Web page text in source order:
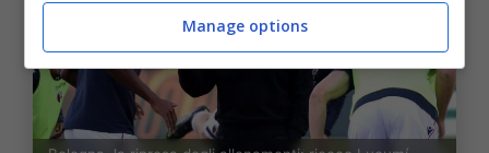
Manage options